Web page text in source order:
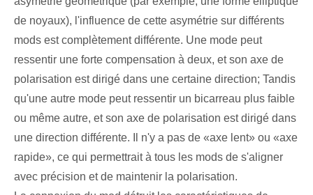
de noyaux), l'influence de cette asymétrie sur différents
mods est complètement différente. Une mode peut
ressentir une forte compensation à deux, et son axe de
polarisation est dirigé dans une certaine direction; Tandis
qu'une autre mode peut ressentir un bicarreau plus faible
ou même autre, et son axe de polarisation est dirigé dans
une direction différente. Il n'y a pas de «axe lent» ou «axe
rapide», ce qui permettrait à tous les mods de s'aligner
avec précision et de maintenir la polarisation.